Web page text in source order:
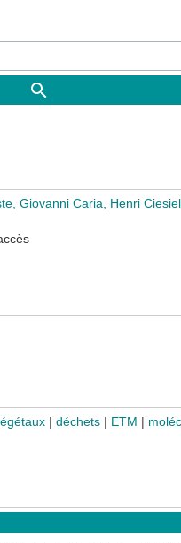
Giovanni Caria, Henri
déchets ETM